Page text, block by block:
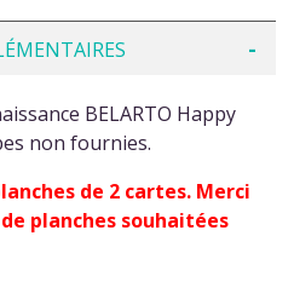
BELARTO Happy
non fournies.
de 2 cartes. Merci
planches souhaitées